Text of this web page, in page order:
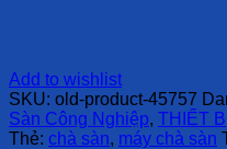
Add to wishlist
SKU: old-product-45757
Sàn Công Nghiệp, THIẾT
Thẻ: chà sàn, máy chà sàn